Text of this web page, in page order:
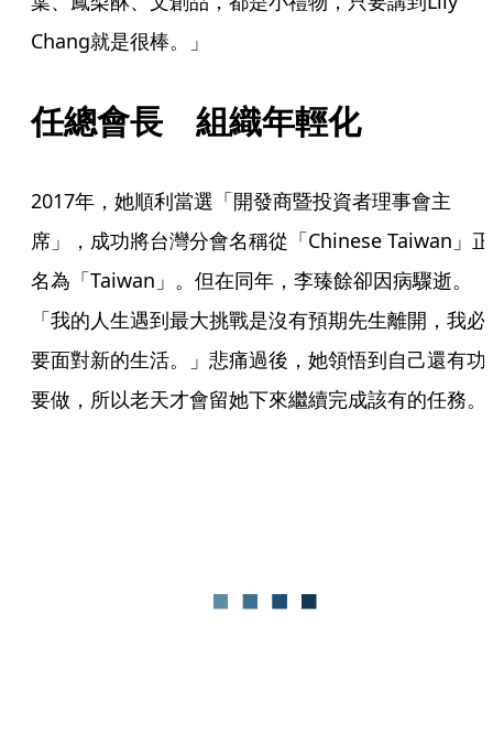
Chang就是很棒。」
任總會長　組織年輕化
2017年，她順利當選「開發商暨投資者理事會主
席」，成功將台灣分會名稱從「Chinese Taiwan」正
名為「Taiwan」。但在同年，李臻餘卻因病驟逝。
「我的人生遇到最大挑戰是沒有預期先生離開，我必
要面對新的生活。」悲痛過後，她領悟到自己還有功
要做，所以老天才會留她下來繼續完成該有的任務。